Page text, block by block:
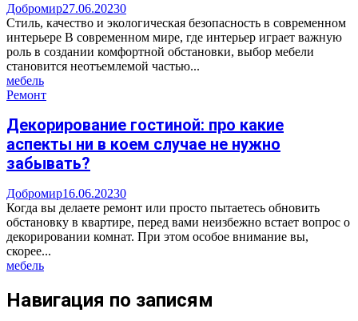
Добромир27.06.20230
Стиль, качество и экологическая безопасность в современном
интерьере В современном мире, где интерьер играет важную
роль в создании комфортной обстановки, выбор мебели
становится неотъемлемой частью...
мебель
Ремонт
Декорирование гостиной: про какие
аспекты ни в коем случае не нужно
забывать?
Добромир16.06.20230
Когда вы делаете ремонт или просто пытаетесь обновить
обстановку в квартире, перед вами неизбежно встает вопрос о
декорировании комнат. При этом особое внимание вы,
скорее...
мебель
Навигация по записям